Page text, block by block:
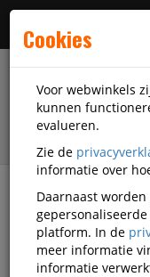
Printer
Thermische lint
Cookies
Voor webwinkels
kunnen
evalueren.
Zie de
informatie over
Daarnaast
platform. In de
meer informatie
informatie